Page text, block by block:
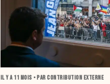
IL Y A 11 MOIS • PAR CONTRIBUTION EXTERNE